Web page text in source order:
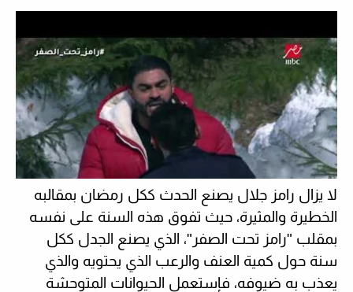
لا يزال رامز جلال يصنع الحدث ككل رمضان بمقالبه
الخطيرة والمثيرة، حيث تفوق هذه السنة على نفسه
بمقلب "رامز تحت الصفر"، الذي يصنع الجدل ككل
سنة حول كمية العنف والرعب الذي يحتويه والذي
يعذب به ضيوفه، فإستعمل الحيوانات المتوحشة